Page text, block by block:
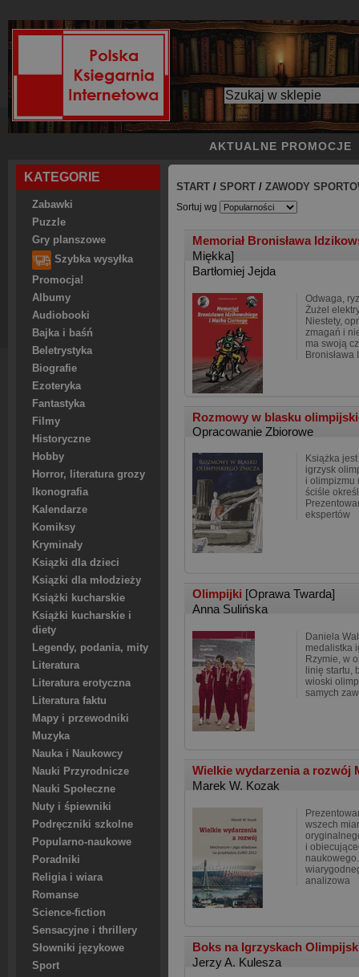
AKTUALNE PROMOCJE
KATEGORIE
Zabawki
Puzzle
Gry planszowe
Szybka wysyłka
Promocja!
Albumy
Audiobooki
Bajka i baśń
Beletrystyka
Biografie
Ezoteryka
Fantastyka
Filmy
Historyczne
Hobby
Horror, literatura grozy
Ikonografia
Kalendarze
Komiksy
Kryminały
Ksiązki dla dzieci
Ksiązki dla młodzieży
Książki kucharskie
Książki kucharskie i
diety
Legendy, podania, mity
Literatura
Literatura erotyczna
Literatura faktu
Mapy i przewodniki
Muzyka
Nauka i Naukowcy
Nauki Przyrodnicze
Nauki Społeczne
Nuty i śpiewniki
Podręczniki szkolne
Popularno-naukowe
Poradniki
Religia i wiara
Romanse
Science-fiction
Sensacyjne i thrillery
Słowniki językowe
Sport
START / SPORT / ZAWODY
Sortuj wg
Memoriał Bronisława
Miękka]
Bartłomiej Jejda
Odwaga,
Żużel
Niestety,
zmagań i
ma swoją
Rozmowy w blasku
Opracowanie Zbiorowe
Książka
igrzysk
i olimpizmu
ściśle
ekspertów
Olimpijki [Oprawa Twarda]
Anna Sulińska
Daniela
medalistka
Rzymie, w
linię startu,
wioski
samych
Wielkie wydarzenia a rozwój
Marek W. Kozak
wszech
i
analizowa
Boks na Igrzyskach
Jerzy A. Kulesza